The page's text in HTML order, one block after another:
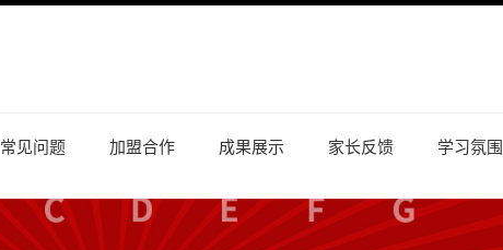
常见问题 加盟合作 成果展示 家长反馈 学习氛围